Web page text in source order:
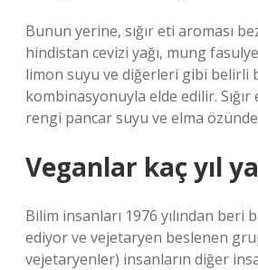
Bunun yerine, sığır eti aroması
hindistan cevizi yağı, mung
limon suyu ve diğerleri gibi belirli
kombinasyonuyla elde edilir. Sığır
rengi pancar suyu ve elma
Veganlar kaç yıl
Bilim insanları 1976 yılından beri
ediyor ve vejetaryen beslenen
vejetaryenler) insanların diğer